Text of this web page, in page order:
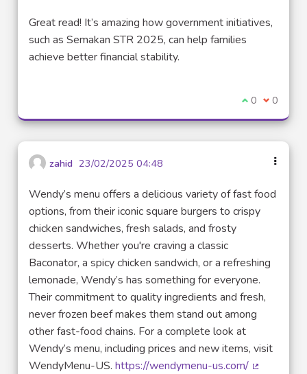
Great read! It’s amazing how government initiatives,
such as Semakan STR 2025, can help families
achieve better financial stability.
Je suis
0 Je ne
0
zahid 23/02/2025 04:48
Wendy’s menu offers a delicious variety of fast food
options, from their iconic square burgers to crispy
chicken sandwiches, fresh salads, and frosty
desserts. Whether you're craving a classic
Baconator, a spicy chicken sandwich, or a refreshing
lemonade, Wendy’s has something for everyone.
Their commitment to quality ingredients and fresh,
never frozen beef makes them stand out among
other fast-food chains. For a complete look at
Wendy’s menu, including prices and new items, visit
WendyMenu-US. https://wendymenu-us.com/